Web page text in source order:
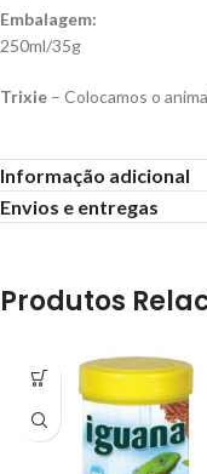
Embalagem:
250ml/35g
Trixie – Colocamos o
Informação adicional
Envios e entregas
Produtos